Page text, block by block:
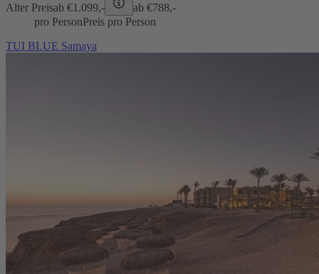
Alter Preisab €1.099,- ab €788,-
pro PersonPreis pro Person
TUI BLUE Samaya